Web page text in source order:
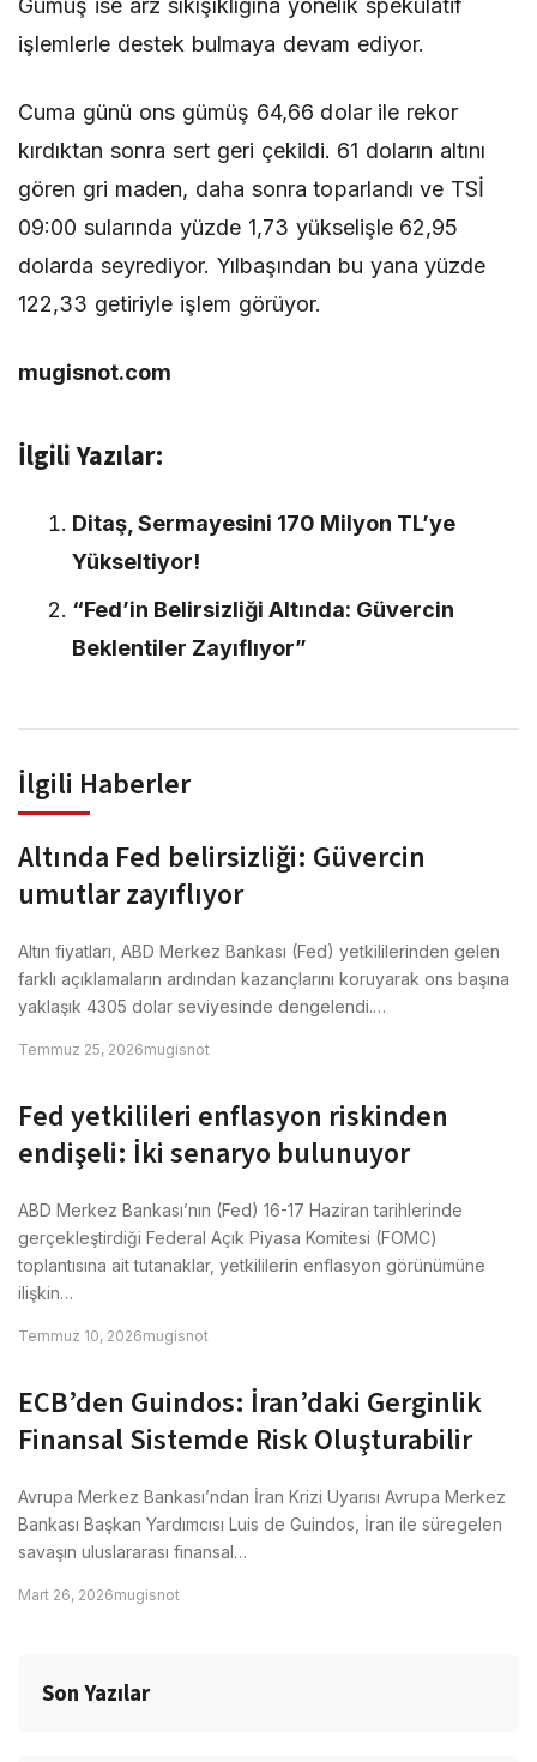
Gümüş ise arz sıkışıklığına yönelik spekülatif
işlemlerle destek bulmaya devam ediyor.
Cuma günü ons gümüş 64,66 dolar ile rekor
kırdıktan sonra sert geri çekildi. 61 doların altını
gören gri maden, daha sonra toparlandı ve TSİ
09:00 sularında yüzde 1,73 yükselişle 62,95
dolarda seyrediyor. Yılbaşından bu yana yüzde
122,33 getiriyle işlem görüyor.
mugisnot.com
İlgili Yazılar:
Ditaş, Sermayesini 170 Milyon TL’ye
Yükseltiyor!
“Fed’in Belirsizliği Altında: Güvercin
Beklentiler Zayıflıyor”
İlgili Haberler
Altında Fed belirsizliği: Güvercin
umutlar zayıflıyor
Altın fiyatları, ABD Merkez Bankası (Fed) yetkililerinden gelen
farklı açıklamaların ardından kazançlarını koruyarak ons başına
yaklaşık 4305 dolar seviyesinde dengelendi.…
Temmuz 25, 2026mugisnot
Fed yetkilileri enflasyon riskinden
endişeli: İki senaryo bulunuyor
ABD Merkez Bankası’nın (Fed) 16-17 Haziran tarihlerinde
gerçekleştirdiği Federal Açık Piyasa Komitesi (FOMC)
toplantısına ait tutanaklar, yetkililerin enflasyon görünümüne
ilişkin…
Temmuz 10, 2026mugisnot
ECB’den Guindos: İran’daki Gerginlik
Finansal Sistemde Risk Oluşturabilir
Avrupa Merkez Bankası’ndan İran Krizi Uyarısı Avrupa Merkez
Bankası Başkan Yardımcısı Luis de Guindos, İran ile süregelen
savaşın uluslararası finansal…
Mart 26, 2026mugisnot
Son Yazılar